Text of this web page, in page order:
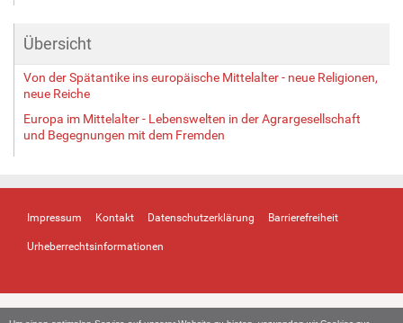
Übersicht
Von der Spätantike ins europäische Mittelalter - neue Religionen,
neue Reiche
Europa im Mittelalter - Lebenswelten in der Agrargesellschaft
und Begegnungen mit dem Fremden
Impressum Kontakt Datenschutzerklärung Barrierefreiheit
Urheberrechtsinformationen